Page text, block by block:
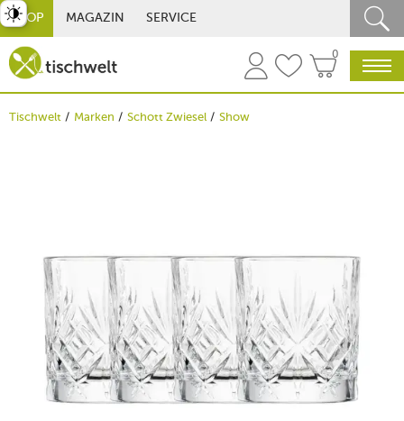
SHOP MAGAZIN SERVICE
0
Tischwelt Marken Schott Zwiesel Show
umschalten